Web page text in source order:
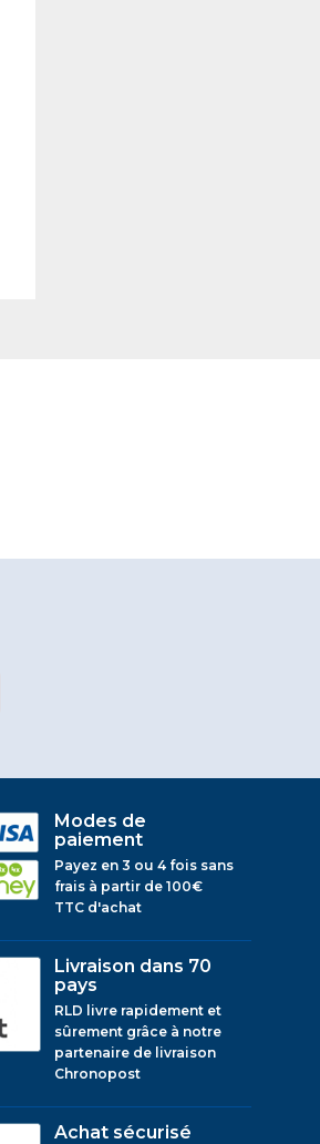
Modes de
paiement
Payez en 3 ou 4 fois sans
frais à partir de 100€
TTC d'achat
Livraison dans 70
pays
RLD livre rapidement et
sûrement grâce à notre
partenaire de livraison
Chronopost
Achat sécurisé